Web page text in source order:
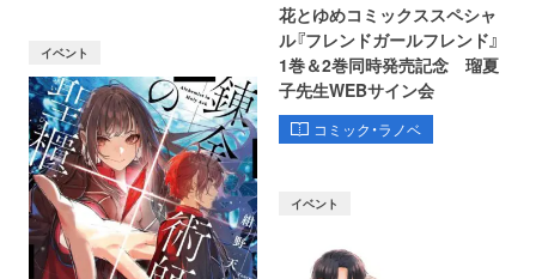
花とゆめコミックススペシャ
ル『フレンドガールフレンド』
1巻＆2巻同時発売記念 瑠夏
子先生WEBサイン会
コミック・ラノベ
イベント
イベント